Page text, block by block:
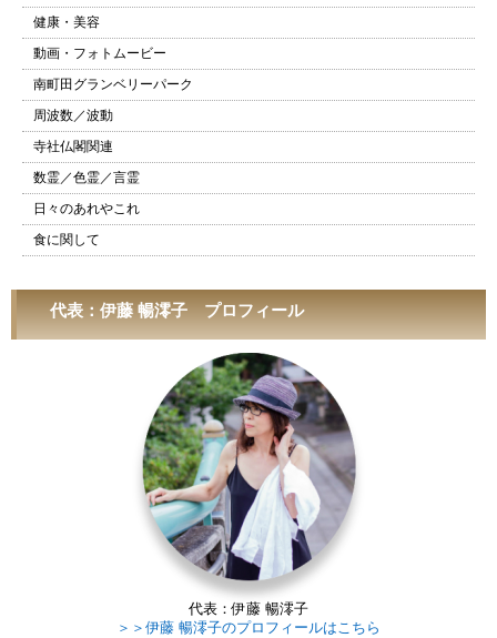
健康・美容
動画・フォトムービー
南町田グランベリーパーク
周波数／波動
寺社仏閣関連
数霊／色霊／言霊
日々のあれやこれ
食に関して
代表：伊藤 暢澪子 プロフィール
代表：伊藤 暢澪子
＞＞伊藤 暢澪子のプロフィールはこちら